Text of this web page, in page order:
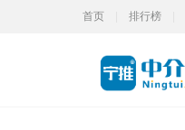
首页 排行榜